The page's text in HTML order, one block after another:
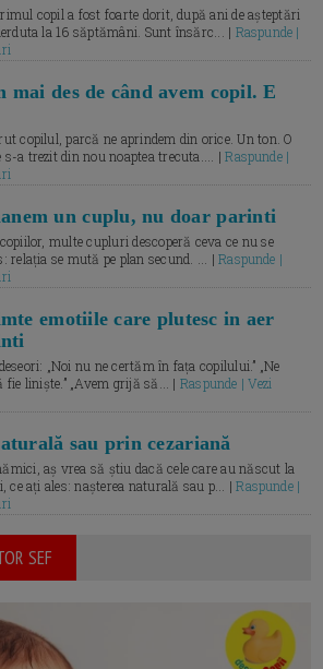
copil a fost foarte dorit, după ani de așteptări
la 16 săptămâni. Sunt însărc... | Raspunde |
mai des de când avem copil. E
copilul, parcă ne aprindem din orice. Un ton. O
s-a trezit din nou noaptea trecuta.... |Raspunde |
un cuplu, nu doar parinti
multe cupluri descoperă ceva ce nu se
relația se mută pe plan secund. ... |Raspunde |
emotiile care plutesc in aer
„Noi nu ne certăm în fața copilului.” „Ne
fie liniște.” „Avem grijă să... | Raspunde | Vezi
sau prin cezariană
aș vrea să știu dacă cele care au născut la
ce ați ales: nașterea naturală sau p... |Raspunde |
SEF